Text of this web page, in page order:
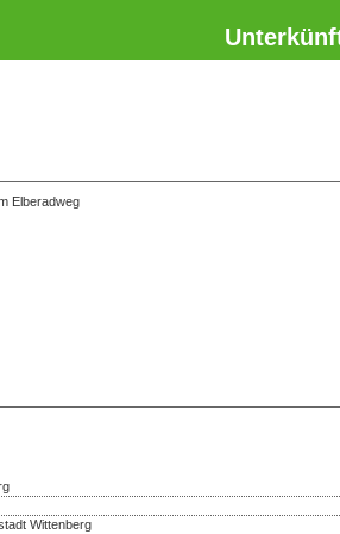
Elberadweg
Wittenberg